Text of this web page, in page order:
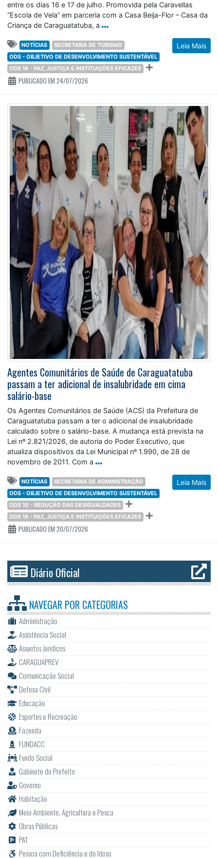
entre os dias 16 e 17 de julho. Promovida pela Caravellas
“Escola de Vela” em parceria com a Casa Beija-Flor – Casa da
Criança de Caraguatatuba, a
Leia Mais
NOTÍCIAS
SECRETARIA DE TURISMO
ODS - OBJETIVO DE DESENVOLVIMENTO SUSTENTÁVEL
ODS 16 - PAZ, JUSTIÇA E INSTITUIÇÕES EFICAZES
PUBLICADO EM 24/07/2026
Agentes Comunitários de Saúde de Caraguatatuba
passam a ter adicional de insalubridade em cima
salário-base
Os Agentes Comunitários de Saúde (ACS) da Prefeitura de
Caraguatatuba passam a ter o adicional de insalubridade
calculado sobre o salário-base. A mudança está prevista na
Lei nº 2.821/2026, de autoria do Poder Executivo, que
atualiza dispositivos da Lei Municipal nº 1.990, de 28 de
novembro de 2011. Com a
Leia Mais
NOTÍCIAS
SECRETARIA DE ADMINISTRAÇÃO
ODS - OBJETIVO DE DESENVOLVIMENTO SUSTENTÁVEL
ODS 10 - REDUÇÃO DAS DESIGUALDADES
ODS 16 - PAZ, JUSTIÇA E INSTITUIÇÕES EFICAZES
PUBLICADO EM 20/07/2026
Diário Oficial
NAVEGAR POR CATEGORIAS
Administração
Assistência Social
Assuntos Jurídicos
CARAGUAPREV
Comunicação Social
Defesa Civil
Educação
Esportes e Recreação
Fazenda
FUNDACC
Fundo Social
Gabinete do Prefeito
Governo
Habitação
Meio Ambiente, Agricultura e Pesca
Obras Públicas
PAT
Pessoa com Deficiência e do Idoso